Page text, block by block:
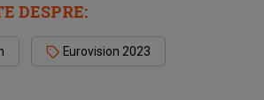
DESPRE:
Eurovision 2023